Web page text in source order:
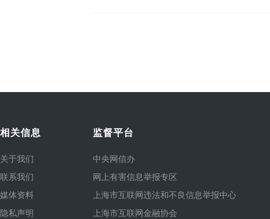
相关信息
关于我们
联系我们
媒体资料
隐私声明
监督平台
中央网信办
网上有害信息举报专区
上海市互联网违法和不良信息举报中心
上海市互联网金融协会